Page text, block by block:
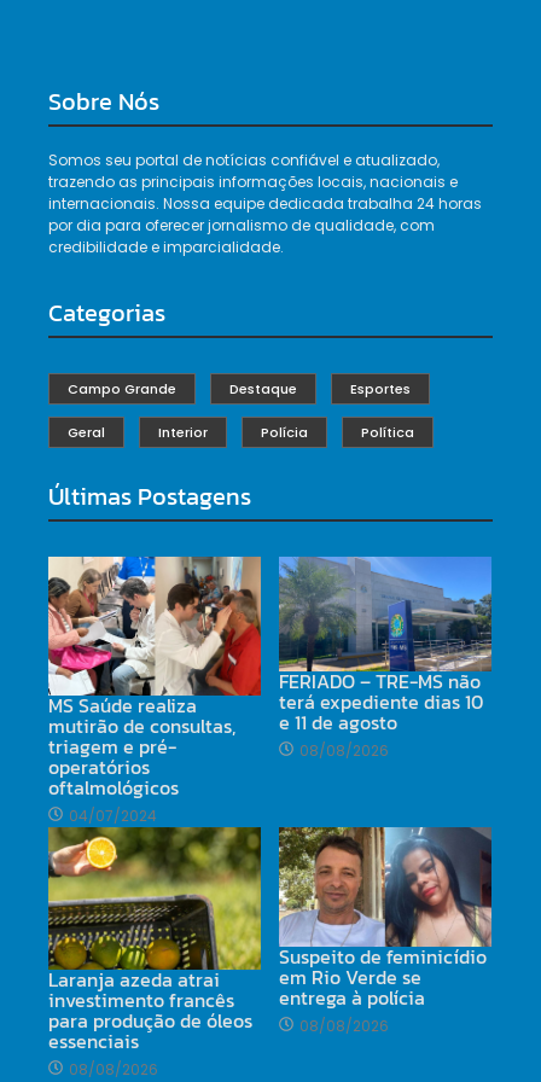
Sobre Nós
Somos seu portal de notícias confiável e atualizado,
trazendo as principais informações locais, nacionais e
internacionais. Nossa equipe dedicada trabalha 24 horas
por dia para oferecer jornalismo de qualidade, com
credibilidade e imparcialidade.
Categorias
Campo Grande Destaque Esportes
Geral Interior Polícia Política
Últimas Postagens
MS Saúde realiza
mutirão de consultas,
triagem e pré-
operatórios
oftalmológicos
04/07/2024
FERIADO – TRE-MS não
terá expediente dias 10
e 11 de agosto
08/08/2026
Laranja azeda atrai
investimento francês
para produção de óleos
essenciais
08/08/2026
Suspeito de feminicídio
em Rio Verde se
entrega à polícia
08/08/2026